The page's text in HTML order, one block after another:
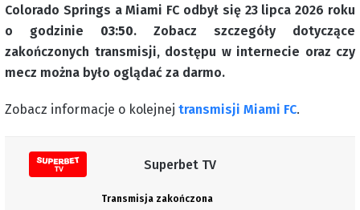
Colorado Springs a Miami FC odbył się 23 lipca 2026 roku
o godzinie 03:50. Zobacz szczegóły dotyczące
zakończonych transmisji, dostępu w internecie oraz czy
mecz można było oglądać za darmo.
Zobacz informacje o kolejnej transmisji Miami FC.
Superbet TV
Transmisja zakończona